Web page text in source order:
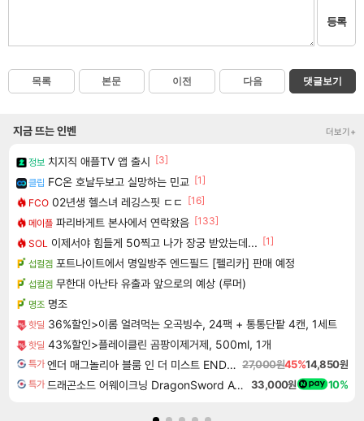
등록
목록 본문 이전 다음 댓글보기
지금 뜨는 인벤 더보기+
정보 치지직 애플TV 앱 출시 [3]
클립 FC온 호날두보고 실망하는 민교 [1]
FCO 02년생 헬스녀 레깅스핏 ㄷㄷ [16]
메이플 파리바게트 본사에서 연락왔음 [133]
SOL 이제서야 힘들게 50찍고 나가 장궁 받았는데... [1]
섭컬겜 포트나이트에서 명일방주 엔드필드 [펠리카] 판매 예정
섭컬겜 무한대 아난타 유출과 앞으로의 예상 (루머)
명조 명조
핫딜 36%할인>이롬 얼려먹는 오곡빙수, 24팩 + 통통단팥 4캔, 1세트
핫딜 43%할인>플레이클린 곰팡이제거제, 500ml, 1개
특가 엔더 매그놀리아 블룸 인 더 미스트 ENDER MAGNOLIA Bloom in the Mist 27,000원45%14,850원
특가 드래곤소드 어웨이크닝 DragonSword Awakening 33,000원 10%